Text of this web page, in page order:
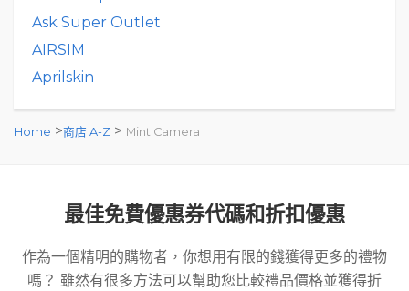
Ask Super Outlet
AIRSIM
Aprilskin
Home >商店 A-Z > Mint Camera
最佳免費優惠券代碼和折扣優惠
作為一個精明的購物者，你想用有限的錢獲得更多的禮物
嗎？ 雖然有很多方法可以幫助您比較禮品價格並獲得折